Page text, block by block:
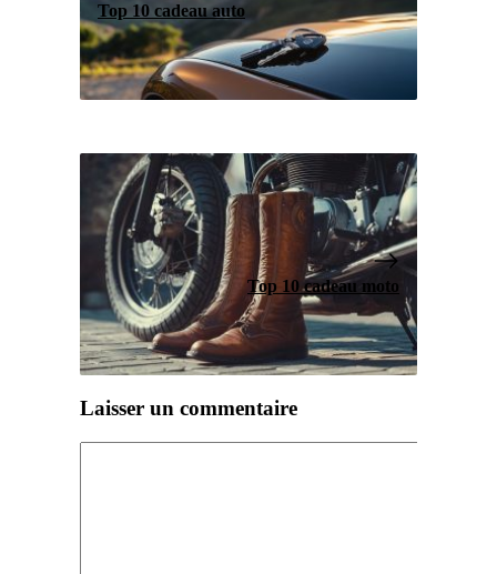
Top 10 cadeau auto
Top 10 cadeau moto
Laisser un commentaire